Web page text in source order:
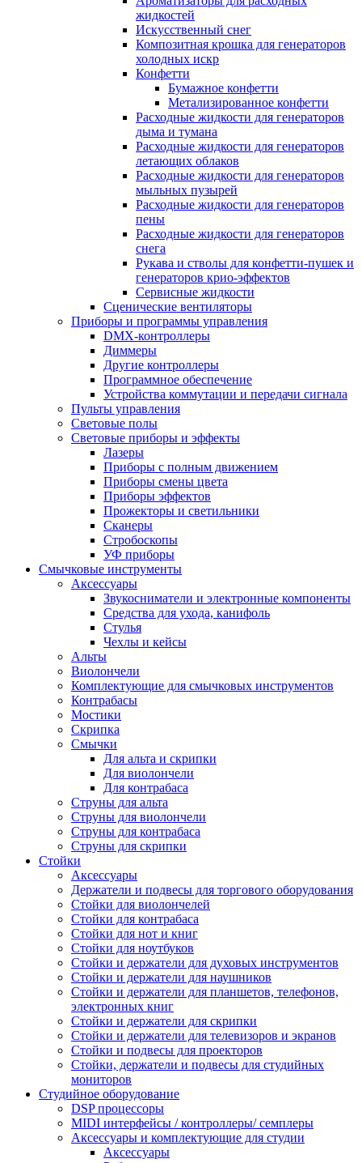
жидкостей
Искусственный снег
Композитная крошка для генераторов
холодных искр
Конфетти
Бумажное конфетти
Метализированное конфетти
Расходные жидкости для генераторов
дыма и тумана
Расходные жидкости для генераторов
летающих облаков
Расходные жидкости для генераторов
мыльных пузырей
Расходные жидкости для генераторов
пены
Расходные жидкости для генераторов
снега
Рукава и стволы для конфетти-пушек и
генераторов крио-эффектов
Сервисные жидкости
Сценические вентиляторы
Приборы и программы управления
DMX-контроллеры
Диммеры
Другие контроллеры
Программное обеспечение
Устройства коммутации и передачи сигнала
Пульты управления
Световые полы
Световые приборы и эффекты
Лазеры
Приборы с полным движением
Приборы смены цвета
Приборы эффектов
Прожекторы и светильники
Сканеры
Стробоскопы
УФ приборы
Смычковые инструменты
Аксессуары
Звукосниматели и электронные компоненты
Средства для ухода, канифоль
Стулья
Чехлы и кейсы
Альты
Виолончели
Комплектующие для смычковых инструментов
Контрабасы
Мостики
Скрипка
Смычки
Для альта и скрипки
Для виолончели
Для контрабаса
Струны для альта
Струны для виолончели
Струны для контрабаса
Струны для скрипки
Стойки
Аксессуары
Держатели и подвесы для торгового оборудования
Стойки для виолончелей
Стойки для контрабаса
Стойки для нот и книг
Стойки для ноутбуков
Стойки и держатели для духовых инструментов
Стойки и держатели для наушников
Стойки и держатели для планшетов, телефонов,
электронных книг
Стойки и держатели для скрипки
Стойки и держатели для телевизоров и экранов
Стойки и подвесы для проекторов
Стойки, держатели и подвесы для студийных
мониторов
Студийное оборудование
DSP процессоры
MIDI интерфейсы / контроллеры/ семплеры
Аксессуары и комплектующие для студии
Аксессуары